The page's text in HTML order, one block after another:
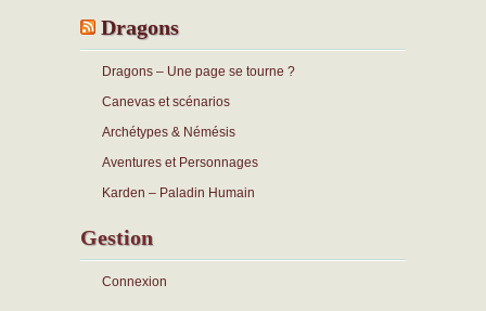
Dragons
Dragons – Une page se tourne ?
Canevas et scénarios
Archétypes & Némésis
Aventures et Personnages
Karden – Paladin Humain
Gestion
Connexion